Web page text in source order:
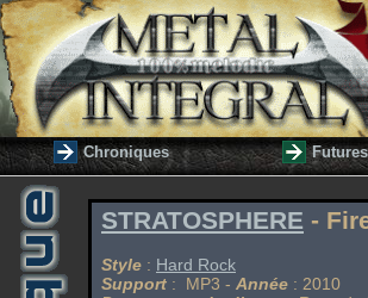
Chroniques
STRATOSPHERE -
Style : Hard Rock
Support : MP3 - Année : 2010